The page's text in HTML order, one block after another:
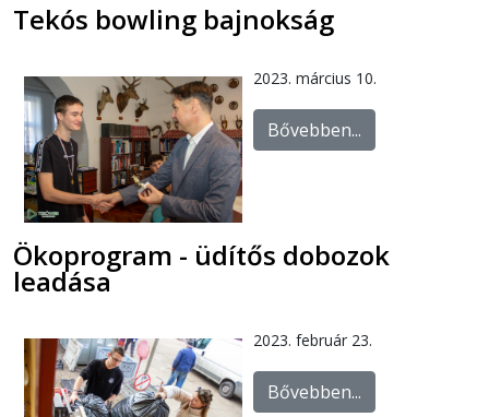
Tekós bowling bajnokság
2023. március 10.
Bővebben...
Ökoprogram - üdítős dobozok
leadása
2023. február 23.
Bővebben...